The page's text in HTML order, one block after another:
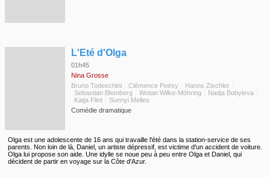
L'Eté d'Olga
01h45
Nina Grosse
Bruno Todeschini
Clémence Poésy
Hanns Zischler
Sebastian Blomberg
Wotan Wilke-Möhring
Nadja Bobyleva
Katja Flint
Sunnyi Melles
Comédie dramatique
Olga est une adolescente de 16 ans qui travaille l'été dans la station-service de ses
parents. Non loin de là, Daniel, un artiste dépressif, est victime d'un accident de voiture.
Olga lui propose son aide. Une idylle se noue peu à peu entre Olga et Daniel, qui
décident de partir en voyage sur la Côte d'Azur.